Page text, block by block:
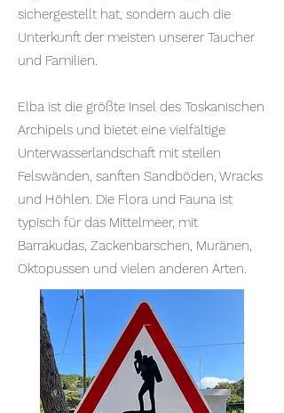
sichergestellt hat, sondern auch die
Unterkunft der meisten unserer Taucher
und Familien.
Elba ist die größte Insel des Toskanischen
Archipels und bietet eine vielfältige
Unterwasserlandschaft mit steilen
Felswänden, sanften Sandböden, Wracks
und Höhlen. Die Flora und Fauna ist
typisch für das Mittelmeer, mit
Barrakudas, Zackenbarschen, Muränen,
Oktopussen und vielen anderen Arten.